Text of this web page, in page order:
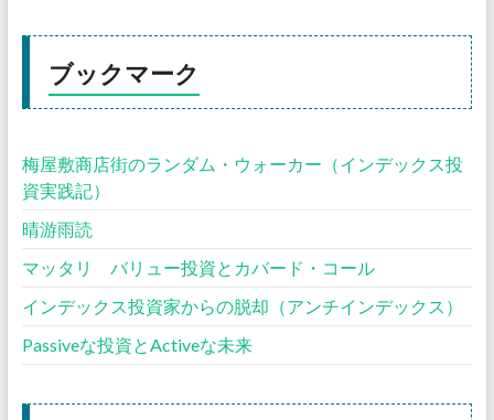
ブックマーク
梅屋敷商店街のランダム・ウォーカー（インデックス投
資実践記）
晴游雨読
マッタリ バリュー投資とカバード・コール
インデックス投資家からの脱却（アンチインデックス）
Passiveな投資とActiveな未来